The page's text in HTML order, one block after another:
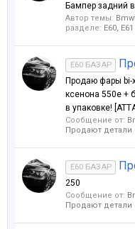
Бампер задний
Автор темы:
разделе: Е60,
E60 БАЗАР
Продаю фары bi-
ксенона 550е +
в упаковке!
Сообщение от:
Продают детали
E60 БАЗАР
250
Сообщение от:
Продают детали